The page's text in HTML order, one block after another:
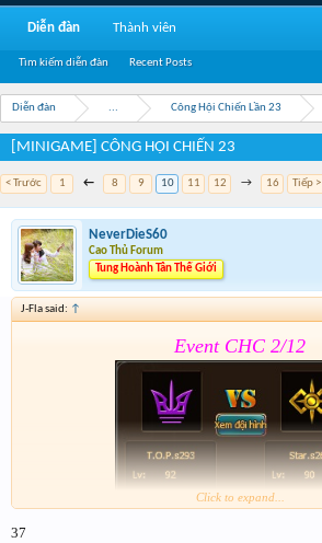
Diễn đàn ... Công Hội Chiến Lần 23
[MINIGAME] CÔNG HỘI CHIẾN 23
< Trước 1 ← 8 9 10 11 12 → 16 Tiếp >
NeverDieS60
Cao Thủ Forum
Tung Hoành Tân Thế Giới
J-Fla said: ↑
Event CHC 2/12
Click to expand...
37
Diễn đàn
Tìm kiếm diễn đàn Recent Posts
Thành viên